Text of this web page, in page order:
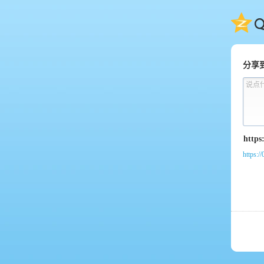
QQ
分享
说点
https://